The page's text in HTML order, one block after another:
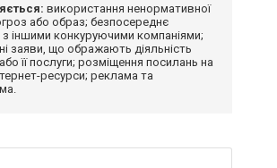
використання ненормативної
або образ; безпосереднє
з іншими конкуруючими компаніями;
заяви, що ображають діяльність
або її послуги; розміщення посилань на
ресурси; реклама та